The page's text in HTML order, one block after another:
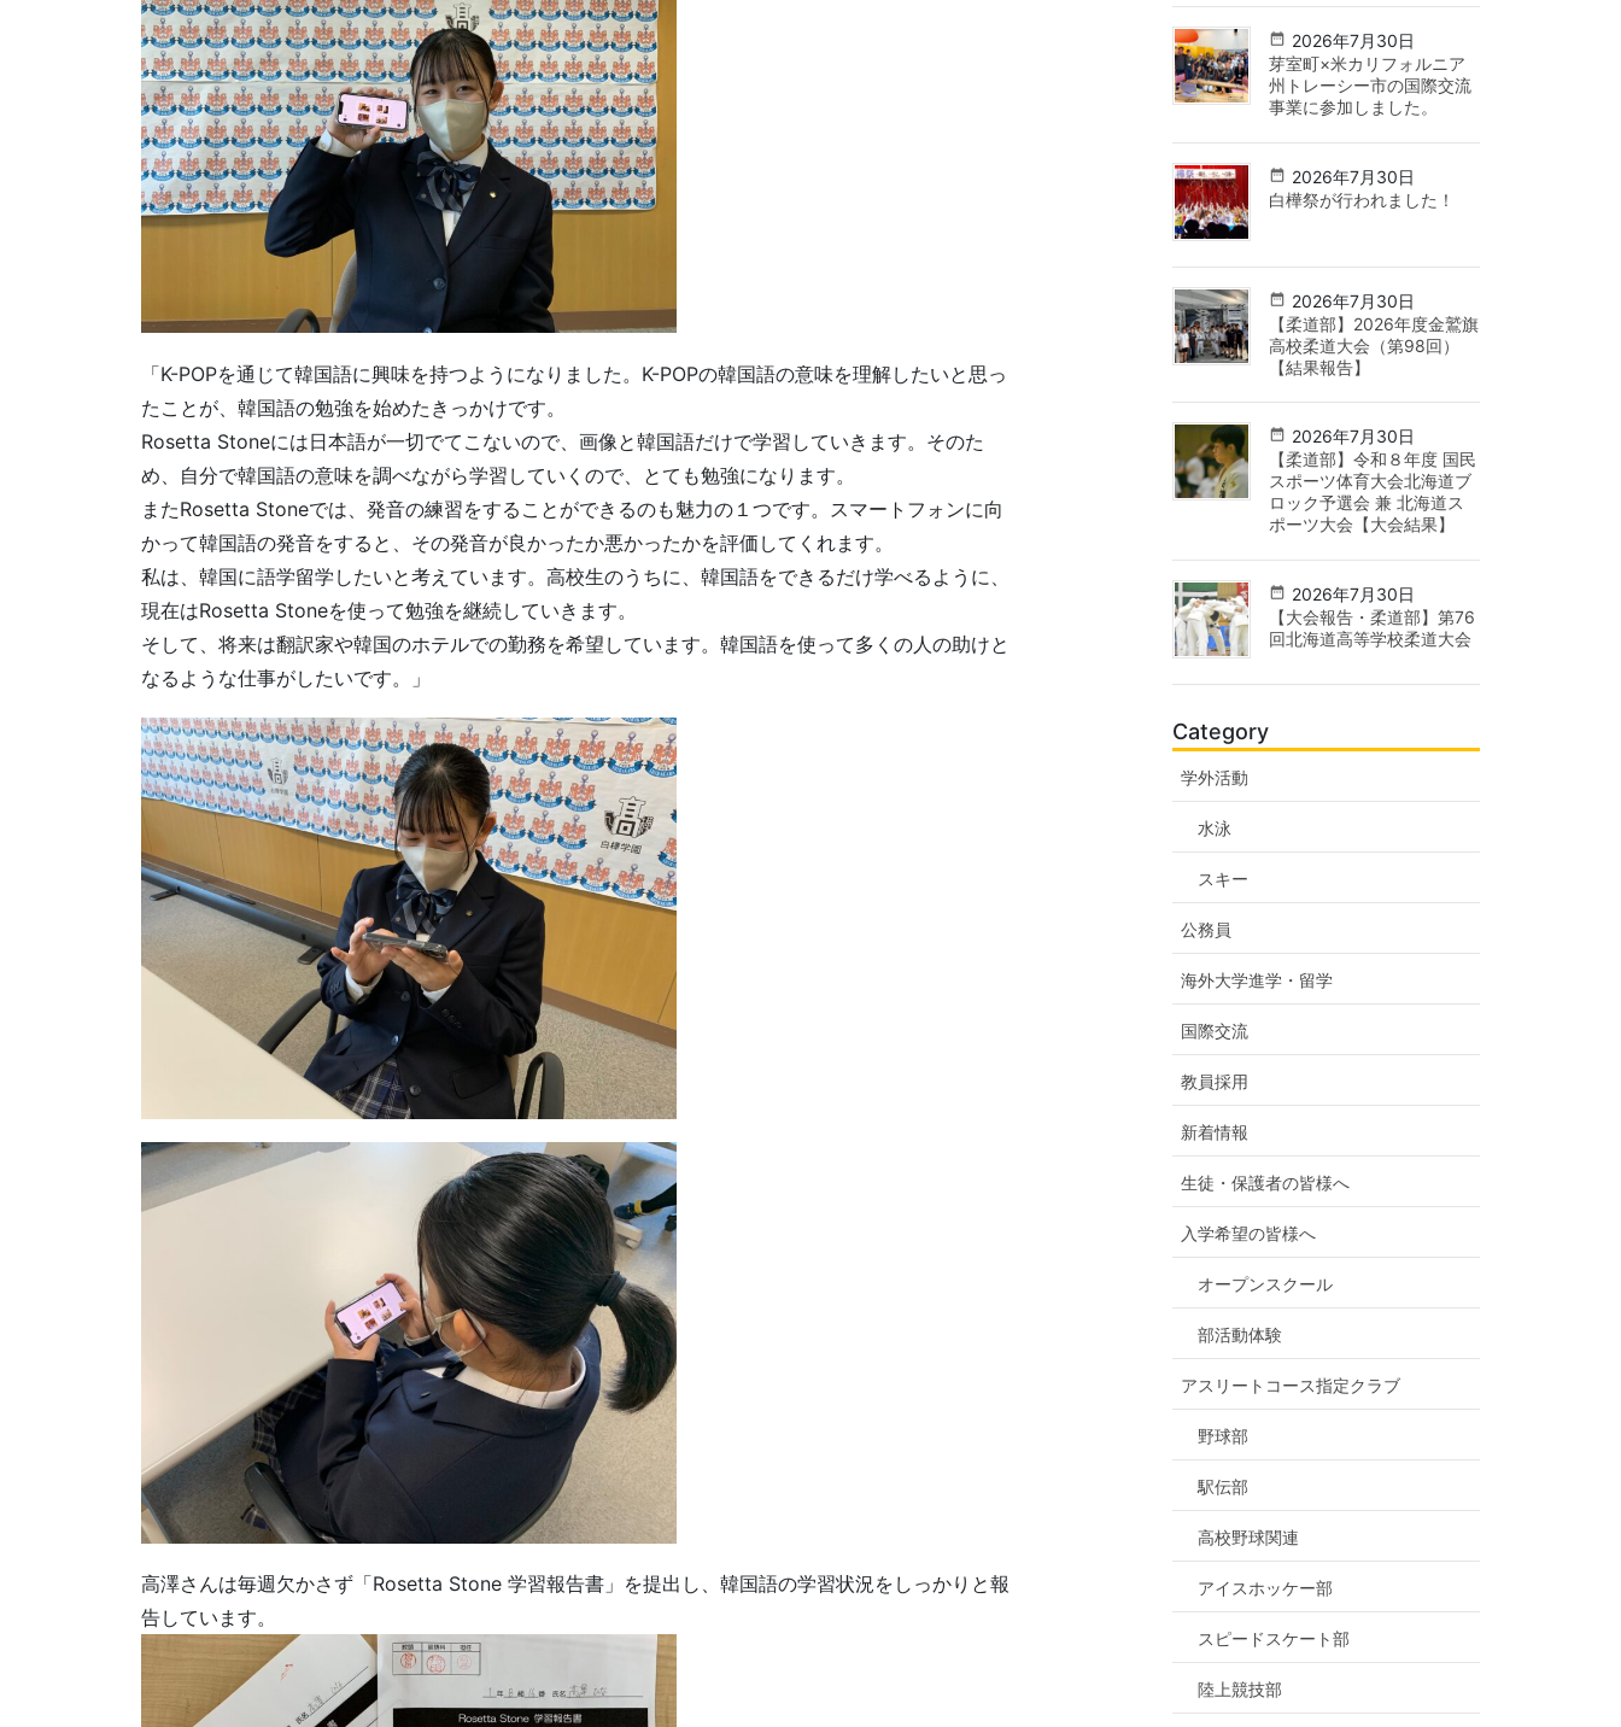
「K-POPを通じて韓国語に興味を持つようになりました。K-POPの韓国語の意味を理解したいと思っ
たことが、韓国語の勉強を始めたきっかけです。
Rosetta Stoneには日本語が一切でてこないので、画像と韓国語だけで学習していきます。そのた
め、自分で韓国語の意味を調べながら学習していくので、とても勉強になります。
またRosetta Stoneでは、発音の練習をすることができるのも魅力の１つです。スマートフォンに向
かって韓国語の発音をすると、その発音が良かったか悪かったかを評価してくれます。
私は、韓国に語学留学したいと考えています。高校生のうちに、韓国語をできるだけ学べるように、
現在はRosetta Stoneを使って勉強を継続していきます。
そして、将来は翻訳家や韓国のホテルでの勤務を希望しています。韓国語を使って多くの人の助けと
なるような仕事がしたいです。」
高澤さんは毎週欠かさず「Rosetta Stone 学習報告書」を提出し、韓国語の学習状況をしっかりと報
告しています。
2026年7月30日
芽室町×米カリフォルニア
州トレーシー市の国際交流
事業に参加しました。
2026年7月30日
白樺祭が行われました！
2026年7月30日
【柔道部】2026年度金鷲旗
高校柔道大会（第98回）
【結果報告】
2026年7月30日
【柔道部】令和８年度 国民
スポーツ体育大会北海道ブ
ロック予選会 兼 北海道ス
ポーツ大会【大会結果】
2026年7月30日
【大会報告・柔道部】第76
回北海道高等学校柔道大会
Category
学外活動
水泳
スキー
公務員
海外大学進学・留学
国際交流
教員採用
新着情報
生徒・保護者の皆様へ
入学希望の皆様へ
オープンスクール
部活動体験
アスリートコース指定クラブ
野球部
駅伝部
高校野球関連
アイスホッケー部
スピードスケート部
陸上競技部